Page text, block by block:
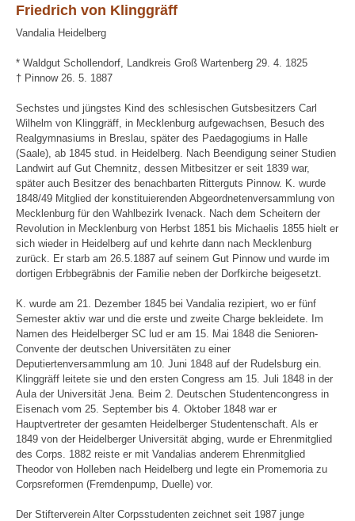
Friedrich von Klinggräff
Vandalia Heidelberg
* Waldgut Schollendorf, Landkreis Groß Wartenberg 29. 4. 1825
† Pinnow 26. 5. 1887
Sechstes und jüngstes Kind des schlesischen Gutsbesitzers Carl
Wilhelm von Klinggräff, in Mecklenburg aufgewachsen, Besuch des
Realgymnasiums in Breslau, später des Paedagogiums in Halle
(Saale), ab 1845 stud. in Heidelberg. Nach Beendigung seiner Studien
Landwirt auf Gut Chemnitz, dessen Mitbesitzer er seit 1839 war,
später auch Besitzer des benachbarten Ritterguts Pinnow. K. wurde
1848/49 Mitglied der konstituierenden Abgeordnetenversammlung von
Mecklenburg für den Wahlbezirk Ivenack. Nach dem Scheitern der
Revolution in Mecklenburg von Herbst 1851 bis Michaelis 1855 hielt er
sich wieder in Heidelberg auf und kehrte dann nach Mecklenburg
zurück. Er starb am 26.5.1887 auf seinem Gut Pinnow und wurde im
dortigen Erbbegräbnis der Familie neben der Dorfkirche beigesetzt.
K. wurde am 21. Dezember 1845 bei Vandalia rezipiert, wo er fünf
Semester aktiv war und die erste und zweite Charge bekleidete. Im
Namen des Heidelberger SC lud er am 15. Mai 1848 die Senioren-
Convente der deutschen Universitäten zu einer
Deputiertenversammlung am 10. Juni 1848 auf der Rudelsburg ein.
Klinggräff leitete sie und den ersten Congress am 15. Juli 1848 in der
Aula der Universität Jena. Beim 2. Deutschen Studentencongress in
Eisenach vom 25. September bis 4. Oktober 1848 war er
Hauptvertreter der gesamten Heidelberger Studentenschaft. Als er
1849 von der Heidelberger Universität abging, wurde er Ehrenmitglied
des Corps. 1882 reiste er mit Vandalias anderem Ehrenmitglied
Theodor von Holleben nach Heidelberg und legte ein Promemoria zu
Corpsreformen (Fremdenpump, Duelle) vor.
Der Stifterverein Alter Corpsstudenten zeichnet seit 1987 junge